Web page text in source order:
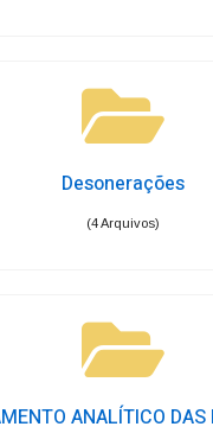
Desonerações
(4 Arquivos)
ANALÍTICO DAS